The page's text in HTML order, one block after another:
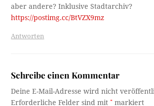
aber andere? Inklusive Stadtarchiv?
https://postimg.cc/BtVZX9mz
Antworten
Schreibe einen Kommentar
Deine E-Mail-Adresse wird nicht
Erforderliche Felder sind mit* markiert